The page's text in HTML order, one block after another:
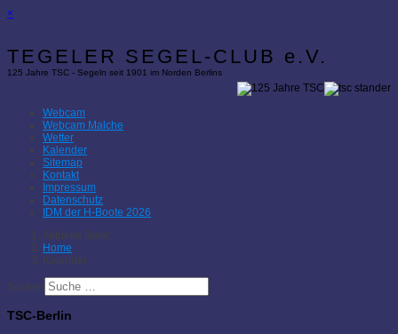
×
TEGELER SEGEL-CLUB e.V.
125 Jahre TSC - Segeln seit 1901 im Norden Berlins
Webcam
Webcam Malche
Wetter
Kalender
Sitemap
Kontakt
Impressum
Datenschutz
IDM der H-Boote 2026
Aktuelle Seite:
Home
Kalender
Suchen
TSC-Berlin